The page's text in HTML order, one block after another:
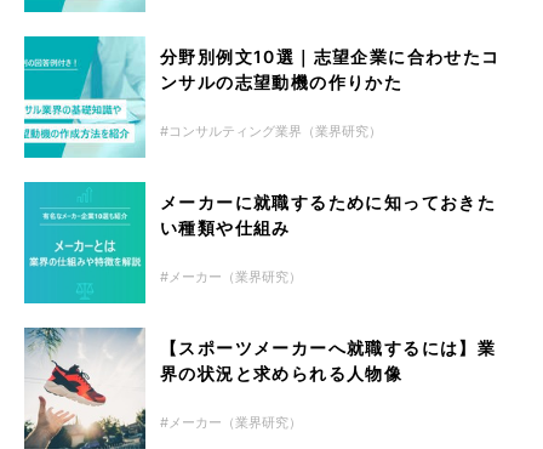
分野別例文10選｜志望企業に合わせたコ
ンサルの志望動機の作りかた
コンサルティング業界（業界研究）
メーカーに就職するために知っておきた
い種類や仕組み
メーカー（業界研究）
【スポーツメーカーへ就職するには】業
界の状況と求められる人物像
メーカー（業界研究）